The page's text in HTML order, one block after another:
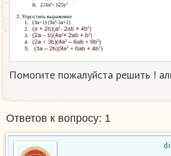
Помогите пожалуйста решить !
Ответов к вопросу: 1